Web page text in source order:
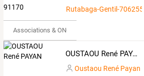
Rutabaga-Gentil-7062553
Associations & ONG
OUSTAOU René PAYAN
Oustaou René Payan